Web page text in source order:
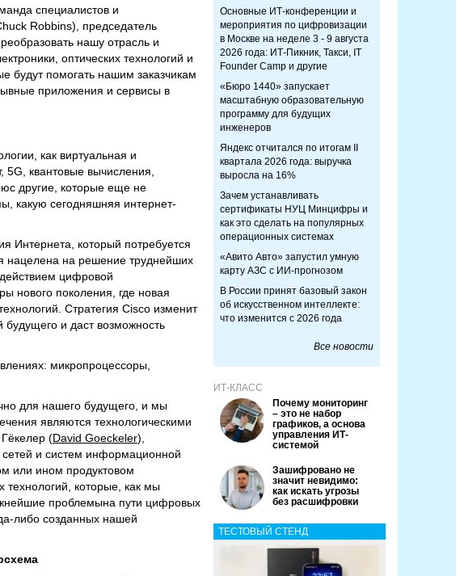
специалистов и
Robbins), председатель
нашу отрасль и
оптических технологий и
будут помогать нашим заказчикам
приложения и сервисы в
как виртуальная и
5G, квантовые вычисления,
другие, которые еще не
какую сегодняшняя интернет-
Интернета, который потребуется
нацелена на решение труднейших
цифровой
нового поколения, где новая
Стратегия Cisco изменит
и даст возможность
микропроцессоры,
для нашего будущего, и мы
являются технологическими
(David Goeckeler),
и систем информационной
или ином продуктовом
которые, как мы
проблемына пути цифровых
либо созданных нашей
Основные ИТ-конференции и
мероприятия по цифровизации
в Москве на неделе 3 - 9 августа
2026 года: ИТ-Пикник, Такси, IT
Founder Camp и другие
«Бюро 1440» запускает
масштабную образовательную
программу для будущих
инженеров
Яндекс отчитался по итогам II
квартала 2026 года: выручка
выросла на 16%
Зачем устанавливать
сертификаты НУЦ Минцифры и
как это сделать на популярных
операционных системах
«Авито Авто» запустил умную
карту АЗС с ИИ-прогнозом
В России принят базовый закон
об искусственном интеллекте:
что изменится с 2026 года
Все новости
ИТ-КЛАСС
Почему мониторинг
– это не набор
графиков, а основа
управления ИТ-
системой
Зашифровано не
значит невидимо:
как искать угрозы
без расшифровки
ТЕСТОВЫЙ СТЕНД